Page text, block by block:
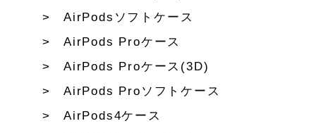
AirPodsソフトケース
AirPods Proケース
AirPods Proケース(3D)
AirPods Proソフトケース
AirPods4ケース